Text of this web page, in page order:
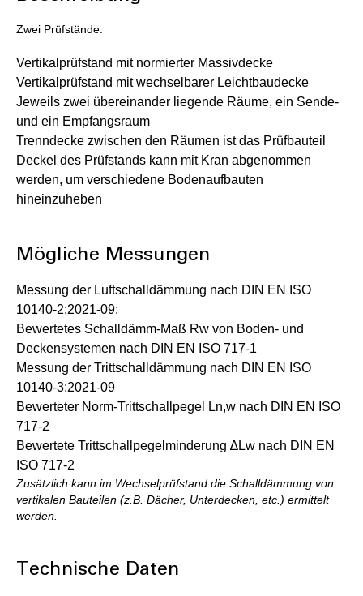
Zwei Prüfstände:
Vertikalprüfstand mit normierter Massivdecke
Vertikalprüfstand mit wechselbarer Leichtbaudecke
Jeweils zwei übereinander liegende Räume, ein Sende-
und ein Empfangsraum
Trenndecke zwischen den Räumen ist das Prüfbauteil
Deckel des Prüfstands kann mit Kran abgenommen
werden, um verschiedene Bodenaufbauten
hineinzuheben
Mögliche Messungen
Messung der Luftschalldämmung nach DIN EN ISO
10140-2:2021-09:
Bewertetes Schalldämm-Maß Rw von Boden- und
Deckensystemen nach DIN EN ISO 717-1
Messung der Trittschalldämmung nach DIN EN ISO
10140-3:2021-09
Bewerteter Norm-Trittschallpegel Ln,w nach DIN EN ISO
717-2
Bewertete Trittschallpegelminderung ∆Lw nach DIN EN
ISO 717-2
Zusätzlich kann im Wechselprüfstand die Schalldämmung von
vertikalen Bauteilen (z.B. Dächer, Unterdecken, etc.) ermittelt
werden.
Technische Daten